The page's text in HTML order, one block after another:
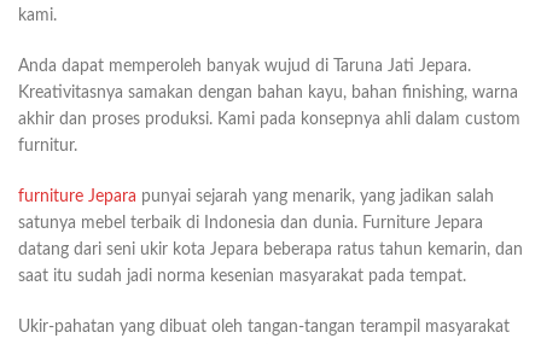
kami.
Anda dapat memperoleh banyak wujud di Taruna Jati Jepara.
Kreativitasnya samakan dengan bahan kayu, bahan finishing, warna
akhir dan proses produksi. Kami pada konsepnya ahli dalam custom
furnitur.
furniture Jepara punyai sejarah yang menarik, yang jadikan salah
satunya mebel terbaik di Indonesia dan dunia. Furniture Jepara
datang dari seni ukir kota Jepara beberapa ratus tahun kemarin, dan
saat itu sudah jadi norma kesenian masyarakat pada tempat.
Ukir-pahatan yang dibuat oleh tangan-tangan terampil masyarakat